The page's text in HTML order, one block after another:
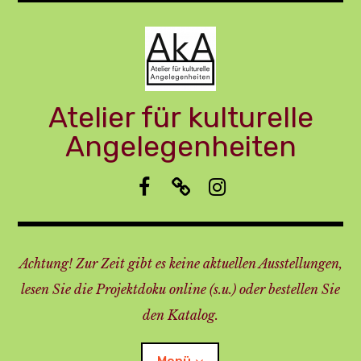
Atelier für kulturelle
Angelegenheiten
I
p
e
s
s
m
i
s
a
Achtung! Zur Zeit gibt es keine aktuellen Ausstellungen,
lesen Sie die Projektdoku online (s.u.) oder bestellen Sie
den Katalog.